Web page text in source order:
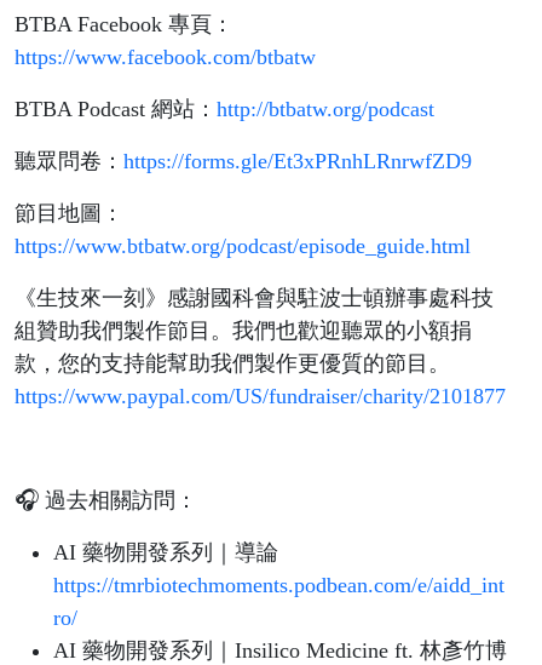
BTBA Facebook 專頁：
https://www.facebook.com/btbatw
BTBA Podcast 網站： http://btbatw.org/podcast
聽眾問卷： https://forms.gle/Et3xPRnhLRnrwfZD9
節目地圖：
https://www.btbatw.org/podcast/episode_guide.html
《生技來一刻》感謝國科會與駐波士頓辦事處科技
組贊助我們製作節目。我們也歡迎聽眾的小額捐
款，您的支持能幫助我們製作更優質的節目。
https://www.paypal.com/US/fundraiser/charity/2101877
🎧 過去相關訪問：
AI 藥物開發系列｜導論
https://tmrbiotechmoments.podbean.com/e/aidd_int
ro/
AI 藥物開發系列｜Insilico Medicine ft. 林彥竹博